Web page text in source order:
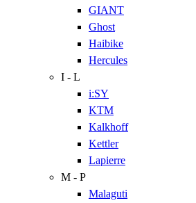
GIANT
Ghost
Haibike
Hercules
I - L
i:SY
KTM
Kalkhoff
Kettler
Lapierre
M - P
Malaguti